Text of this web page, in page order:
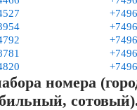
номера